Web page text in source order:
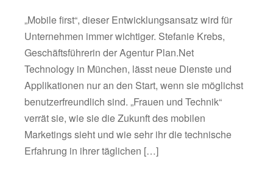
„Mobile first“, dieser Entwicklungsansatz wird für
Unternehmen immer wichtiger. Stefanie Krebs,
Geschäftsführerin der Agentur Plan.Net
Technology in München, lässt neue Dienste und
Applikationen nur an den Start, wenn sie möglichst
benutzerfreundlich sind. „Frauen und Technik“
verrät sie, wie sie die Zukunft des mobilen
Marketings sieht und wie sehr ihr die technische
Erfahrung in ihrer täglichen […]